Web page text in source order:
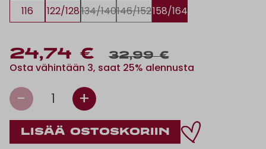
116
122/128134/140146/152158/164
24,74 € 32,99 €
Osta vähintään 3, saat 25% alennusta
- 1 +